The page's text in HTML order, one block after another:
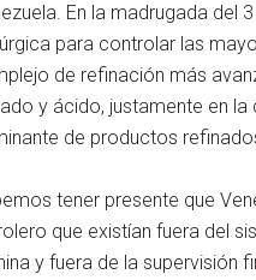
En la madrugada del
para controlar las
de refinación más
y ácido, justamente en
de productos
tener presente que
que existían fuera del
y fuera de la supervisión